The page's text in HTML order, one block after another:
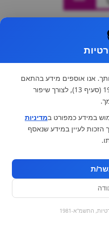
0
הקניות שלי
אנו אוספים מידע בהתאם
לחוק הגנת הפרטיות, התשמ"א-1981 (סעיף 13), לצורך שיפור
במידע כמפורט במדיניות
הזכות לעיין במידע שנאסף
ת
התשמ"א-1981